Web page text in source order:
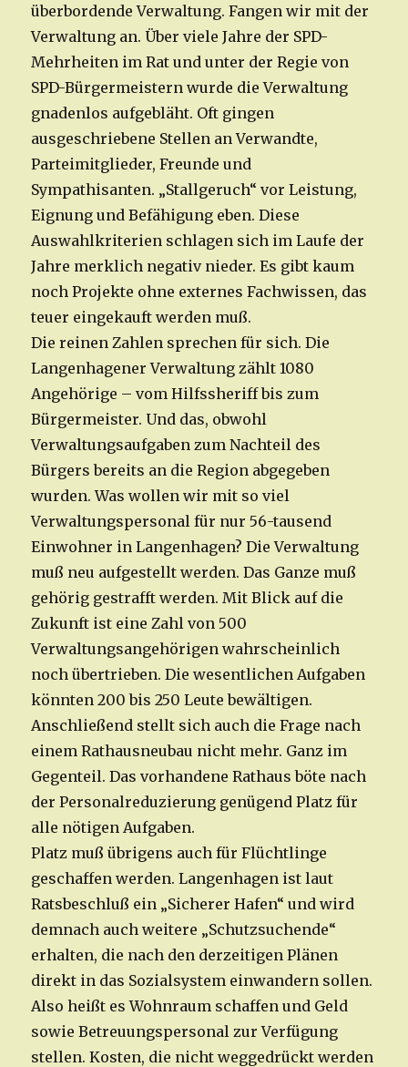
überbordende Verwaltung. Fangen wir mit der
Verwaltung an. Über viele Jahre der SPD-
Mehrheiten im Rat und unter der Regie von
SPD-Bürgermeistern wurde die Verwaltung
gnadenlos aufgebläht. Oft gingen
ausgeschriebene Stellen an Verwandte,
Parteimitglieder, Freunde und
Sympathisanten. „Stallgeruch“ vor Leistung,
Eignung und Befähigung eben. Diese
Auswahlkriterien schlagen sich im Laufe der
Jahre merklich negativ nieder. Es gibt kaum
noch Projekte ohne externes Fachwissen, das
teuer eingekauft werden muß.
Die reinen Zahlen sprechen für sich. Die
Langenhagener Verwaltung zählt 1080
Angehörige – vom Hilfssheriff bis zum
Bürgermeister. Und das, obwohl
Verwaltungsaufgaben zum Nachteil des
Bürgers bereits an die Region abgegeben
wurden. Was wollen wir mit so viel
Verwaltungspersonal für nur 56-tausend
Einwohner in Langenhagen? Die Verwaltung
muß neu aufgestellt werden. Das Ganze muß
gehörig gestrafft werden. Mit Blick auf die
Zukunft ist eine Zahl von 500
Verwaltungsangehörigen wahrscheinlich
noch übertrieben. Die wesentlichen Aufgaben
könnten 200 bis 250 Leute bewältigen.
Anschließend stellt sich auch die Frage nach
einem Rathausneubau nicht mehr. Ganz im
Gegenteil. Das vorhandene Rathaus böte nach
der Personalreduzierung genügend Platz für
alle nötigen Aufgaben.
Platz muß übrigens auch für Flüchtlinge
geschaffen werden. Langenhagen ist laut
Ratsbeschluß ein „Sicherer Hafen“ und wird
demnach auch weitere „Schutzsuchende“
erhalten, die nach den derzeitigen Plänen
direkt in das Sozialsystem einwandern sollen.
Also heißt es Wohnraum schaffen und Geld
sowie Betreuungspersonal zur Verfügung
stellen. Kosten, die nicht weggedrückt werden